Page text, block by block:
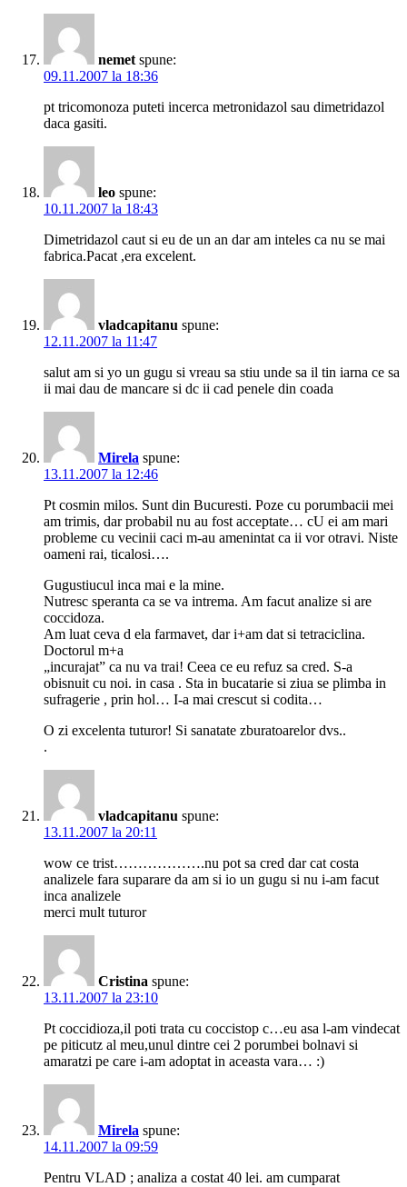
nemet spune:
09.11.2007 la 18:36
pt tricomonoza puteti incerca metronidazol sau dimetridazol
daca gasiti.
leo spune:
10.11.2007 la 18:43
Dimetridazol caut si eu de un an dar am inteles ca nu se mai
fabrica.Pacat ,era excelent.
vladcapitanu spune:
12.11.2007 la 11:47
salut am si yo un gugu si vreau sa stiu unde sa il tin iarna ce sa
ii mai dau de mancare si dc ii cad penele din coada
Mirela spune:
13.11.2007 la 12:46
Pt cosmin milos. Sunt din Bucuresti. Poze cu porumbacii mei
am trimis, dar probabil nu au fost acceptate… cU ei am mari
probleme cu vecinii caci m-au amenintat ca ii vor otravi. Niste
oameni rai, ticalosi….
Gugustiucul inca mai e la mine.
Nutresc speranta ca se va intrema. Am facut analize si are
coccidoza.
Am luat ceva d ela farmavet, dar i+am dat si tetraciclina.
Doctorul m+a
„incurajat” ca nu va trai! Ceea ce eu refuz sa cred. S-a
obisnuit cu noi. in casa . Sta in bucatarie si ziua se plimba in
sufragerie , prin hol… I-a mai crescut si codita…
O zi excelenta tuturor! Si sanatate zburatoarelor dvs..
.
vladcapitanu spune:
13.11.2007 la 20:11
wow ce trist……………….nu pot sa cred dar cat costa
analizele fara suparare da am si io un gugu si nu i-am facut
inca analizele
merci mult tuturor
Cristina spune:
13.11.2007 la 23:10
Pt coccidioza,il poti trata cu coccistop c…eu asa l-am vindecat
pe piticutz al meu,unul dintre cei 2 porumbei bolnavi si
amaratzi pe care i-am adoptat in aceasta vara… :)
Mirela spune:
14.11.2007 la 09:59
Pentru VLAD ; analiza a costat 40 lei. am cumparat